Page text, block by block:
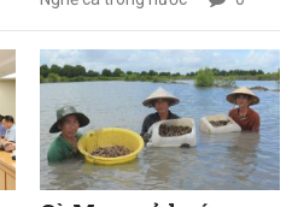
rộng, chủ yếu là cá rô phi và
cá trắm cỏ. Chính quyền địa
phương cùng đơn vị liên
quan đang khẩn trương triển
khai các biện pháp thu gom,
xử lý nhằm hạn chế phát